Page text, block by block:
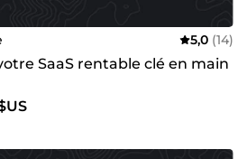
5,0 (14)
SaaS rentable clé en main